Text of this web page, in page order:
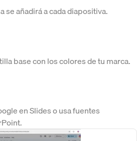
se añadirá a cada diapositiva.
base con los colores de tu marca.
en Slides o usa fuentes